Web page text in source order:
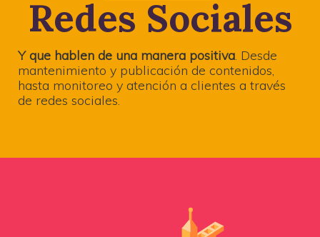
Redes Sociales
Y que hablen de una manera positiva. Desde
mantenimiento y publicación de contenidos,
hasta monitoreo y atención a clientes a través
de redes sociales.